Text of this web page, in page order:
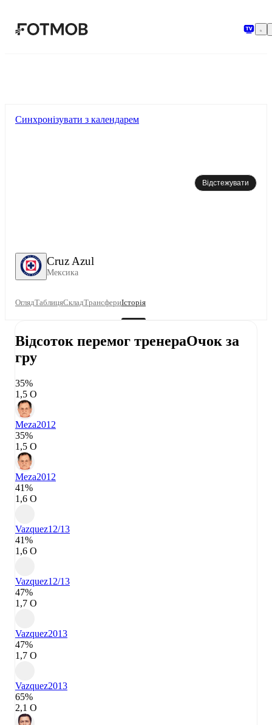
Cruz Azul
Мексика
Синхронізувати з календарем
Відстежувати
ОглядТаблицяСкладТрансфериІсторія
Відсоток перемог тренераОчок за
гру
35%
1,5 О
Meza2012
35%
1,5 О
Meza2012
41%
1,6 О
Vazquez12/13
41%
1,6 О
Vazquez12/13
47%
1,7 О
Vazquez2013
47%
1,7 О
Vazquez2013
65%
2,1 О